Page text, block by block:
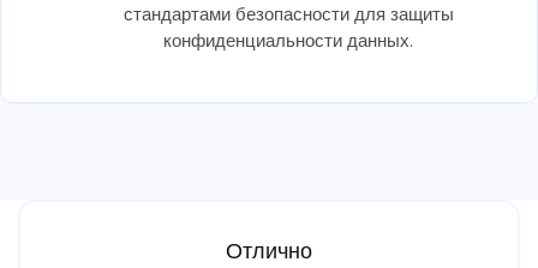
стандартами безопасности для защиты
конфиденциальности данных.
Отлично